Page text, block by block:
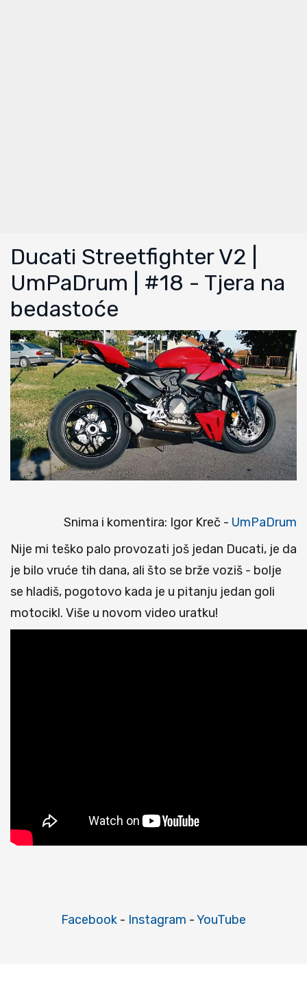
Ducati Streetfighter V2 |
UmPaDrum | #18 - Tjera na
bedastoće
Snima i komentira: Igor Kreč - UmPaDrum
Nije mi teško palo provozati još jedan Ducati, je da
je bilo vruće tih dana, ali što se brže voziš - bolje
se hladiš, pogotovo kada je u pitanju jedan goli
motocikl. Više u novom video uratku!
Facebook - Instagram -YouTube